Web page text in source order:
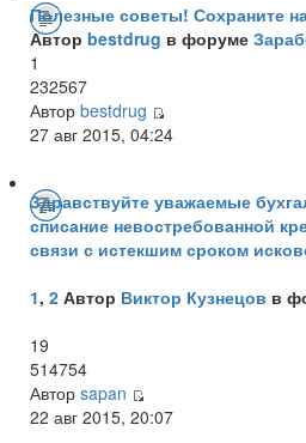
Полезные советы! Сохраните
Автор bestdrug в форуме
1
232567
Автор bestdrug
27 авг 2015, 04:24
Здравствуйте уважаемые
списание невостребованной
связи с истекшим сроком
1, 2 Автор Виктор Кузнецов в
19
514754
Автор sapan
22 авг 2015, 20:07